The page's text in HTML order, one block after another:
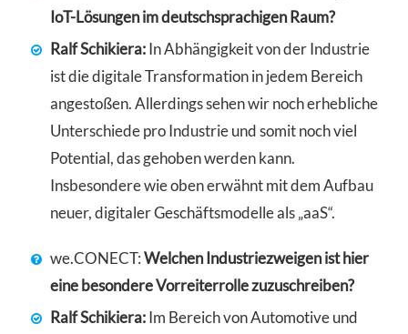
IoT-Lösungen im deutschsprachigen Raum?
Ralf Schikiera:In Abhängigkeit von der Industrie
ist die digitale Transformation in jedem Bereich
angestoßen. Allerdings sehen wir noch erhebliche
Unterschiede pro Industrie und somit noch viel
Potential, das gehoben werden kann.
Insbesondere wie oben erwähnt mit dem Aufbau
neuer, digitaler Geschäftsmodelle als „aaS“.
we.CONECT:Welchen Industriezweigen ist hier
eine besondere Vorreiterrolle zuzuschreiben?
Ralf Schikiera:Im Bereich von Automotive und